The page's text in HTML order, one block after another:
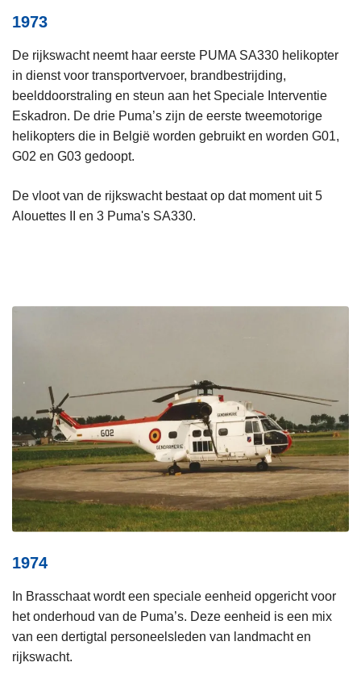
1973
De rijkswacht neemt haar eerste PUMA SA330 helikopter
in dienst voor transportvervoer, brandbestrijding,
beelddoorstraling en steun aan het Speciale Interventie
Eskadron. De drie Puma’s zijn de eerste tweemotorige
helikopters die in België worden gebruikt en worden G01,
G02 en G03 gedoopt.
De vloot van de rijkswacht bestaat op dat moment uit 5
Alouettes II en 3 Puma's SA330.
1974
In Brasschaat wordt een speciale eenheid opgericht voor
het onderhoud van de Puma’s. Deze eenheid is een mix
van een dertigtal personeelsleden van landmacht en
rijkswacht.